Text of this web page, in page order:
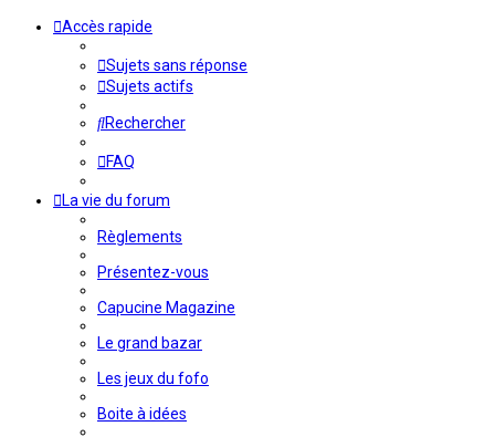
Accès rapide
Sujets sans réponse
Sujets actifs
Rechercher
FAQ
La vie du forum
Règlements
Présentez-vous
Capucine Magazine
Le grand bazar
Les jeux du fofo
Boite à idées